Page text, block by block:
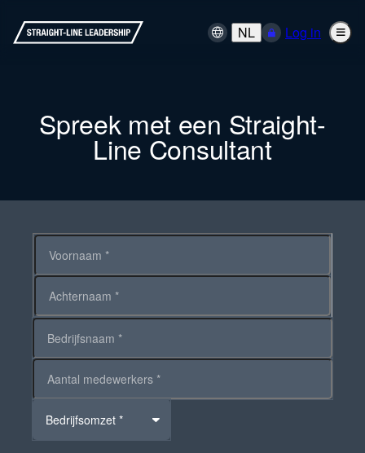
NL Log in
Spreek met een Straight-
Line Consultant
Voornaam
Achternaam
Bedrijfsomzet *